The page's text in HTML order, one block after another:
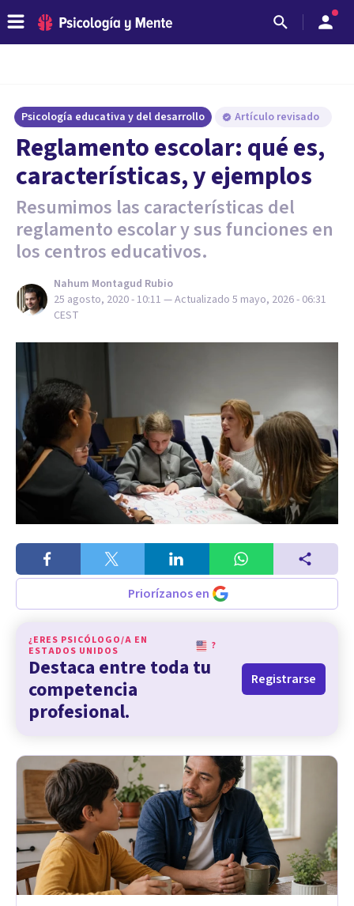
Psicología educativa y del desarrollo Artículo revisado
Reglamento escolar: qué es,
características, y ejemplos
Resumimos las características del
reglamento escolar y sus funciones en
los centros educativos.
Nahum Montagud Rubio
25 agosto, 2020 - 10:11 — Actualizado 5 mayo, 2026 - 06:31
CEST
Priorízanos en
¿ERES PSICÓLOGO/A EN
ESTADOS UNIDOS
?
Destaca entre toda tu
competencia
profesional.
Registrarse